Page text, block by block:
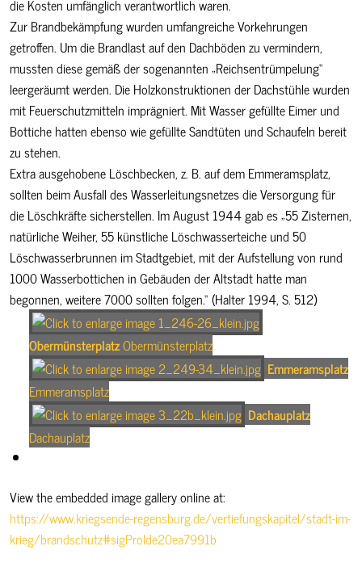
die Kosten umfänglich verantwortlich waren.
Zur Brandbekämpfung wurden umfangreiche Vorkehrungen
getroffen. Um die Brandlast auf den Dachböden zu vermindern,
mussten diese gemäß der sogenannten „Reichsentrümpelung“
leergeräumt werden. Die Holzkonstruktionen der Dachstühle wurden
mit Feuerschutzmitteln imprägniert. Mit Wasser gefüllte Eimer und
Bottiche hatten ebenso wie gefüllte Sandtüten und Schaufeln bereit
zu stehen.
Extra ausgehobene Löschbecken, z. B. auf dem Emmeramsplatz,
sollten beim Ausfall des Wasserleitungsnetzes die Versorgung für
die Löschkräfte sicherstellen. Im August 1944 gab es „55 Zisternen,
natürliche Weiher, 55 künstliche Löschwasserteiche und 50
Löschwasserbrunnen im Stadtgebiet, mit der Aufstellung von rund
1000 Wasserbottichen in Gebäuden der Altstadt hatte man
begonnen, weitere 7000 sollten folgen.“ (Halter 1994, S. 512)
ObermünsterplatzObermünsterplatz
Emmeramsplatz
Emmeramsplatz
Dachauplatz
Dachauplatz
View the embedded image gallery online at:
https://www.kriegsende-regensburg.de/vertiefungskapitel/stadt-im-
krieg/brandschutz#sigProIde20ea7991b